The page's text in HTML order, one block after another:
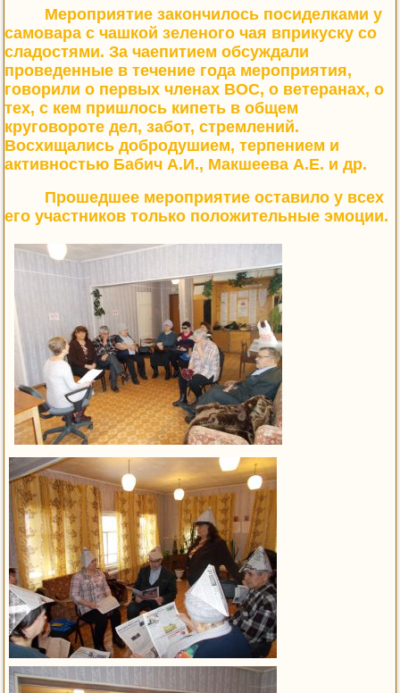
Мероприятие закончилось посиделками у
самовара с чашкой зеленого чая вприкуску со
сладостями. За чаепитием обсуждали
проведенные в течение года мероприятия,
говорили о первых членах ВОС, о ветеранах, о
тех, с кем пришлось кипеть в общем
круговороте дел, забот, стремлений.
Восхищались добродушием, терпением и
активностью Бабич А.И., Макшеева А.Е. и др.
Прошедшее мероприятие оставило у всех
его участников только положительные эмоции.